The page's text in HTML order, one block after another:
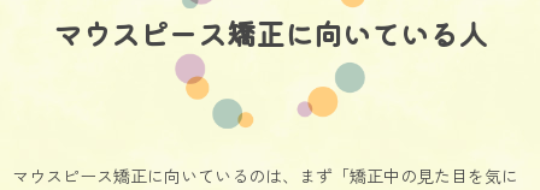
マウスピース矯正に向いている人
マウスピース矯正に向いているのは、まず「矯正中の見た目を気に